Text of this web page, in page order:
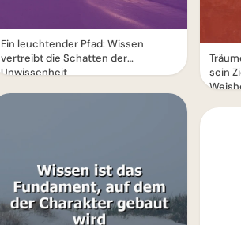
Ein leuchtender Pfad: Wissen
vertreibt die Schatten der
Unwissenheit
sein